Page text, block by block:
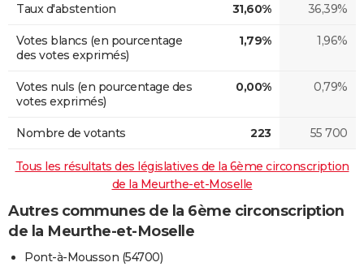
Taux d'abstention 31,60% 36,39%
Votes blancs (en pourcentage
des votes exprimés)
1,79% 1,96%
Votes nuls (en pourcentage des
votes exprimés)
0,00% 0,79%
Nombre de votants 223 55 700
Tous les résultats des législatives de la 6ème circonscription
de la Meurthe-et-Moselle
Autres communes de la 6ème circonscription
de la Meurthe-et-Moselle
Pont-à-Mousson (54700)